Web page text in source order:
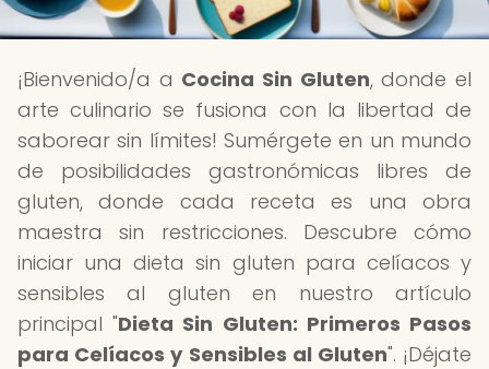
¡Bienvenido/a a Cocina Sin Gluten, donde el
arte culinario se fusiona con la libertad de
saborear sin límites! Sumérgete en un mundo
de posibilidades gastronómicas libres de
gluten, donde cada receta es una obra
maestra sin restricciones. Descubre cómo
iniciar una dieta sin gluten para celíacos y
sensibles al gluten en nuestro artículo
principal "Dieta Sin Gluten: Primeros Pasos
para Celíacos y Sensibles al Gluten". ¡Déjate